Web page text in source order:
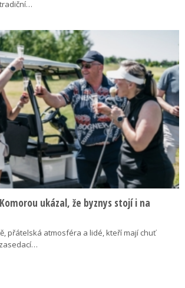
ukázal, že byznys stojí i na
přátelská atmosféra a lidé, kteří mají chuť